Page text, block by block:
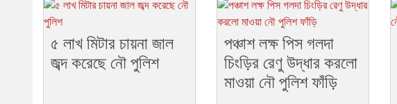
৫ লাখ মিটার চায়না জাল
জব্দ করেছে নৌ পুলিশ
পঞ্চাশ লক্ষ পিস গলদা
চিংড়ির রেণু উদ্ধার করলো
মাওয়া নৌ পুলিশ ফাঁড়ি